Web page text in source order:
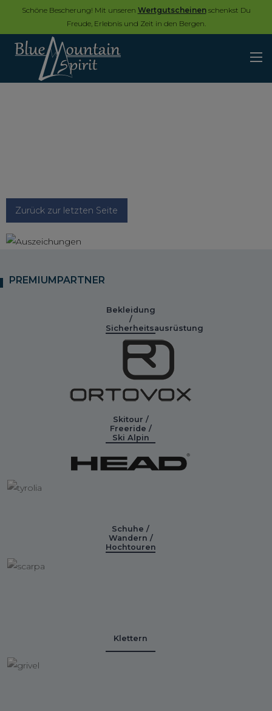
Schöne Bescherung! Mit unseren Wertgutscheinenschenkst Du
Freude, Erlebnis und Zeit in den Bergen.
Zurück zur letzten Seite
PREMIUMPARTNER
Bekleidung
/
Sicherheitsausrüstung
Skitour /
Freeride /
Ski Alpin
Schuhe /
Wandern /
Hochtouren
Klettern